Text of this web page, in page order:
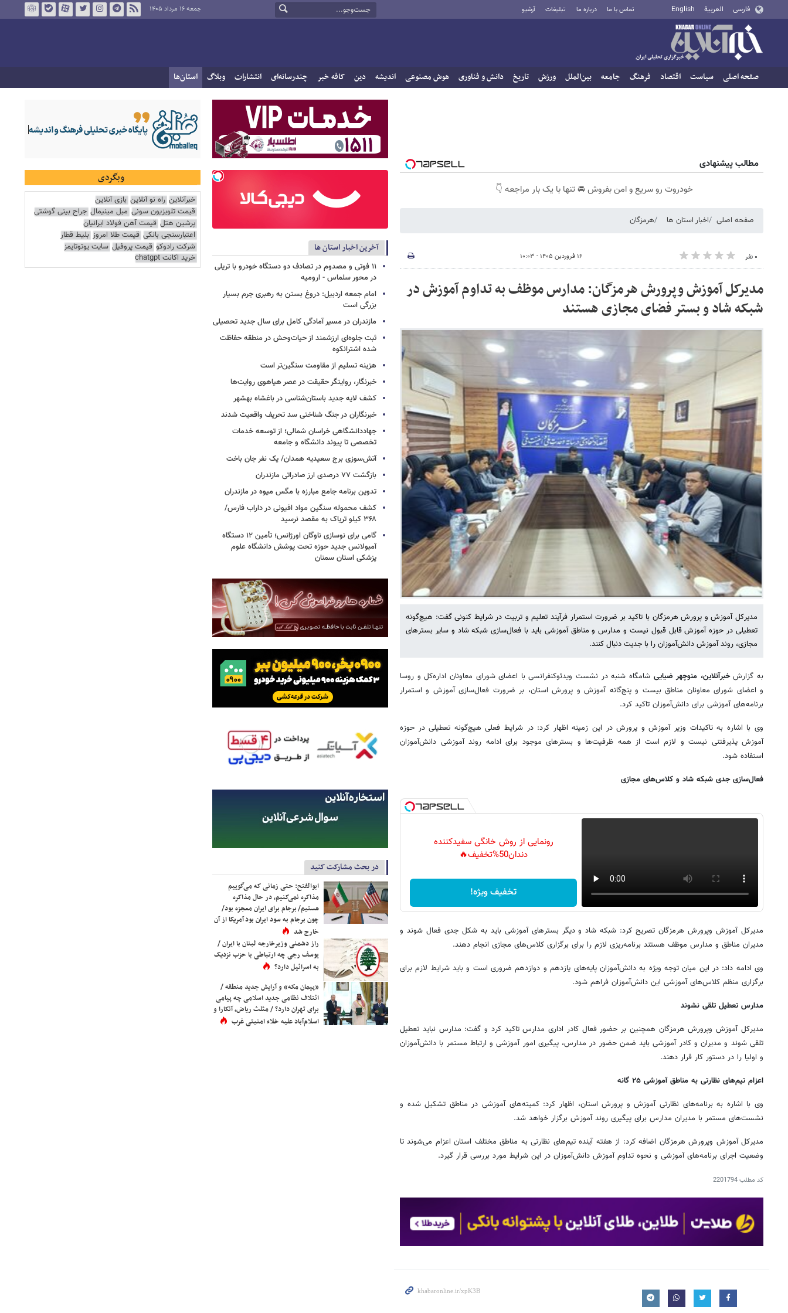
فارسی العربية English تماس با ما درباره ما تبلیغات آرشیو جمعه ۱۶ مرداد ۱۴۰۵
صفحه اصلی سیاست اقتصاد فرهنگ جامعه بین‌الملل ورزش تاریخ دانش و فناوری هوش مصنوعی اندیشه دین کافه خبر چندرسانه‌ای انتشارات وبلاگ استان‌ها
مطالب پیشنهادی
خودروت رو سریع و امن بفروش 🚘 تنها با یک بار مراجعه 👇
صفحه اصلی اخبار استان ها هرمزگان
۰ نفر ۱۶ فروردین ۱۴۰۵ - ۱۰:۰۳
مدیرکل آموزش وپرورش هرمزگان: مدارس موظف به تداوم آموزش در
شبکه شاد و بستر فضای مجازی هستند
مدیرکل آموزش و پرورش هرمزگان با تاکید بر ضرورت استمرار فرآیند تعلیم و تربیت در شرایط کنونی گفت: هیچ‌گونه
تعطیلی در حوزه آموزش قابل قبول نیست و مدارس و مناطق آموزشی باید با فعال‌سازی شبکه شاد و سایر بسترهای
مجازی، روند آموزش دانش‌آموزان را با جدیت دنبال کنند.
به گزارشخبرآنلاین، منوچهر ضیایی شامگاه شنبه در نشست ویدئوکنفرانسی با اعضای شورای معاونان اداره‌کل و روسا
و اعضای شورای معاونان مناطق بیست و پنج‌گانه آموزش و پرورش استان، بر ضرورت فعال‌سازی آموزش و استمرار
برنامه‌های آموزشی برای دانش‌آموزان تاکید کرد.
وی با اشاره به تاکیدات وزیر آموزش و پرورش در این زمینه اظهار کرد: در شرایط فعلی هیچ‌گونه تعطیلی در حوزه
آموزش پذیرفتنی نیست و لازم است از همه ظرفیت‌ها و بسترهای موجود برای ادامه روند آموزشی دانش‌آموزان
استفاده شود.
فعال‌سازی جدی شبکه شاد و کلاس‌های مجازی
رونمایی از روش خانگی سفیدکننده
دندان50%تخفیف🔥
تخفیف ویژه!
مدیرکل آموزش وپرورش هرمزگان تصریح کرد: شبکه شاد و دیگر بسترهای آموزشی باید به شکل جدی فعال شوند و
مدیران مناطق و مدارس موظف هستند برنامه‌ریزی لازم را برای برگزاری کلاس‌های مجازی انجام دهند.
وی ادامه داد: در این میان توجه ویژه به دانش‌آموزان پایه‌های یازدهم و دوازدهم ضروری است و باید شرایط لازم برای
برگزاری منظم کلاس‌های آموزشی این دانش‌آموزان فراهم شود.
مدارس تعطیل تلقی نشوند
مدیرکل آموزش وپرورش هرمزگان همچنین بر حضور فعال کادر اداری مدارس تاکید کرد و گفت: مدارس نباید تعطیل
تلقی شوند و مدیران و کادر آموزشی باید ضمن حضور در مدارس، پیگیری امور آموزشی و ارتباط مستمر با دانش‌آموزان
و اولیا را در دستور کار قرار دهند.
اعزام تیم‌های نظارتی به مناطق آموزشی ۲۵ گانه
وی با اشاره به برنامه‌های نظارتی آموزش و پرورش استان، اظهار کرد: کمیته‌های آموزشی در مناطق تشکیل شده و
نشست‌های مستمر با مدیران مدارس برای پیگیری روند آموزش برگزار خواهد شد.
مدیرکل آموزش وپرورش هرمزگان اضافه کرد: از هفته آینده تیم‌های نظارتی به مناطق مختلف استان اعزام می‌شوند تا
وضعیت اجرای برنامه‌های آموزشی و نحوه تداوم آموزش دانش‌آموزان در این شرایط مورد بررسی قرار گیرد.
کد مطلب2201794
آخرین اخبار استان ها
۱۱ فوتی و مصدوم در تصادف دو دستگاه خودرو با تریلی
در محور سلماس - ارومیه
امام جمعه اردبیل: دروغ بستن به رهبری جرم بسیار
بزرگی است
مازندران در مسیر آمادگی کامل برای سال جدید تحصیلی
ثبت جلوه‌ای ارزشمند از حیات‌وحش در منطقه حفاظت
شده اشترانکوه
هزینه تسلیم از مقاومت سنگین‌تر است
خبرنگار، روایتگر حقیقت در عصر هیاهوی روایت‌ها
کشف لایه جدید باستان‌شناسی در باغشاه بهشهر
خبرنگاران در جنگ شناختی سد تحریف واقعیت شدند
جهاددانشگاهی خراسان شمالی؛ از توسعه خدمات
تخصصی تا پیوند دانشگاه و جامعه
آتش‌سوزی برج سعیدیه همدان/ یک نفر جان باخت
بازگشت ۷۷ درصدی ارز صادراتی مازندران
تدوین برنامه جامع مبارزه با مگس میوه در مازندران
کشف محموله سنگین مواد افیونی در داراب فارس/
۳۶۸ کیلو تریاک به مقصد نرسید
گامی برای نوسازی ناوگان اورژانس؛ تأمین ۱۲ دستگاه
آمبولانس جدید حوزه تحت پوشش دانشگاه علوم
پزشکی استان سمنان
در بحث مشارکت کنید
ابوالفتح: حتی زمانی که می‌گوییم
مذاکره نمی‌کنیم، در حال مذاکره
هستیم/ برجام برای ایران معجزه بود/
چون برجام به سود ایران بود آمریکا از آن
خارج شد
راز دشمنی وزیرخارجه لبنان با ایران /
یوسف رجی چه ارتباطی با حزب نزدیک
به اسرائیل دارد؟
«پیمان مکه» و آرایش جدید منطقه /
ائتلاف نظامی جدید اسلامی چه پیامی
برای تهران دارد؟ / مثلث ریاض، آنکارا و
اسلام‌آباد علیه خلاء امنیتی غرب
وبگردی
خبرآنلاین راه نو آنلاین بازی آنلاین
قیمت تلویزیون سونی مبل مینیمال جراح بینی گوشتی
پرشین هتل قیمت آهن فولاد ایرانیان
اعتبارسنجی بانکی قیمت طلا امروز بلیط قطار
شرکت رادوکو قیمت پروفیل سایت یوتوتایمز
خرید اکانت chatgpt